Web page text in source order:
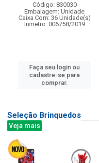
Código: 830030
Embalagem: Unidade
Caixa Com: 36 Unidade(s)
Inmetro: 006758/2019
Faça seu login ou
cadastre-se para
comprar.
Seleção Brinquedos
Veja mais